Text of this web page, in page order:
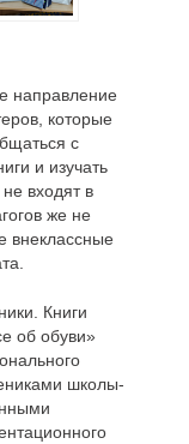
направление
которые
с
и изучать
входят в
же не
внеклассные
Книги
об обуви»
школы-